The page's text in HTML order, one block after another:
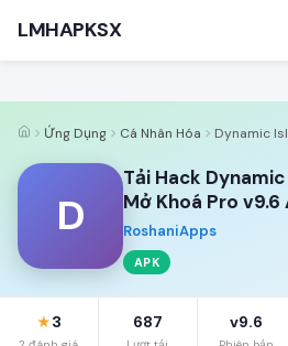
TÌM KIẾM PHỔ BIẾN
Game
LMHAPKSX
Ứng Dụng Cá Nhân Hóa Dynamic
D
Tải Hack
Mở Khoá Pro v9.6
RoshaniApps
APK
★3 687 v9.6